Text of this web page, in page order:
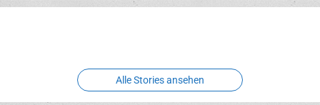
Erlebnispark
Verbotene
Alle Stories ansehen